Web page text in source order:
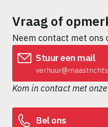
Vraag of
Neem contact met ons
Stuur een mail
Kom in contact met
Bel ons